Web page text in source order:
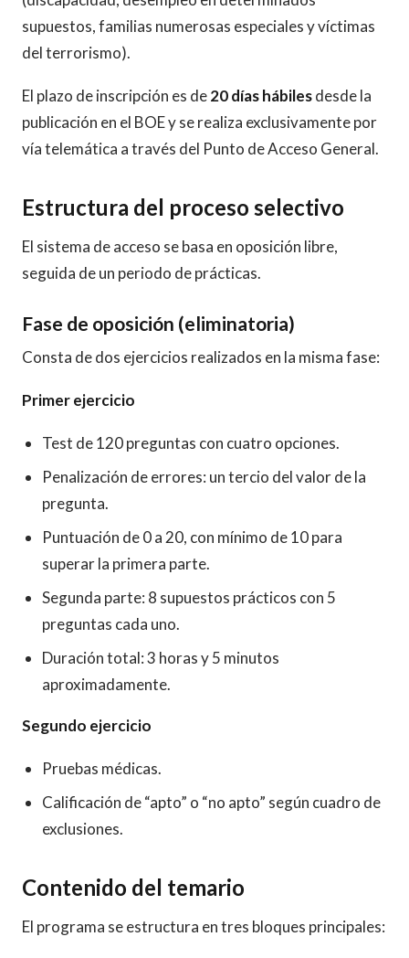
supuestos, familias numerosas especiales y víctimas
del terrorismo).
El plazo de inscripción es de20 días hábilesdesde la
publicación en el BOE y se realiza exclusivamente por
vía telemática a través del Punto de Acceso General.
Estructura del proceso selectivo
El sistema de acceso se basa en oposición libre,
seguida de un periodo de prácticas.
Fase de oposición (eliminatoria)
Consta de dos ejercicios realizados en la misma fase:
Primer ejercicio
Test de 120 preguntas con cuatro opciones.
Penalización de errores: un tercio del valor de la
pregunta.
Puntuación de 0 a 20, con mínimo de 10 para
superar la primera parte.
Segunda parte: 8 supuestos prácticos con 5
preguntas cada uno.
Duración total: 3 horas y 5 minutos
aproximadamente.
Segundo ejercicio
Pruebas médicas.
Calificación de “apto” o “no apto” según cuadro de
exclusiones.
Contenido del temario
El programa se estructura en tres bloques principales: